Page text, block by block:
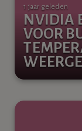
NVIDIA
VOOR
1 jaar geleden